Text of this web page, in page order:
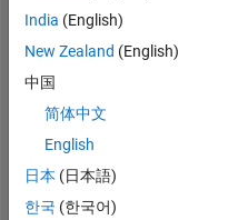
BEITRÄGE
2
India (English)
New Zealand (English)
中国
简体中文
English
日本 (日本語)
한국 (한국어)